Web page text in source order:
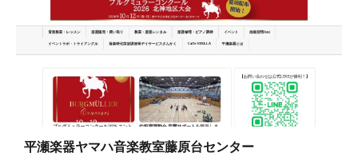
平瀬楽器ヤマハ音楽教室藤原台センター